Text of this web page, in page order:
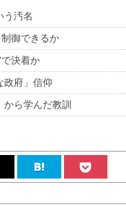
う汚名
御できるか
で決着か
政府」信仰
ら学んだ教訓